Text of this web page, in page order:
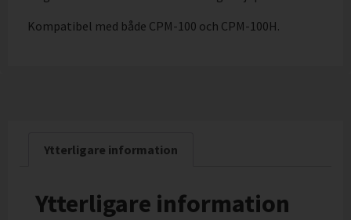
Kompatibel med både CPM-100 och CPM-100H.
Ytterligare information
Ytterligare information